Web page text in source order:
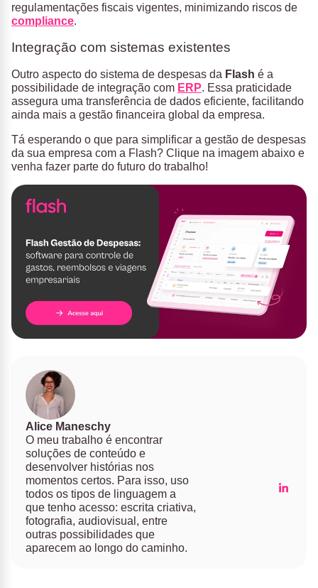
regulamentações fiscais vigentes, minimizando riscos de
compliance.
Integração com sistemas existentes
Outro aspecto do sistema de despesas da Flash é a
possibilidade de integração com ERP. Essa praticidade
assegura uma transferência de dados eficiente, facilitando
ainda mais a gestão financeira global da empresa.
Tá esperando o que para simplificar a gestão de despesas
da sua empresa com a Flash? Clique na imagem abaixo e
venha fazer parte do futuro do trabalho!
Alice Maneschy
O meu trabalho é encontrar
soluções de conteúdo e
desenvolver histórias nos
momentos certos. Para isso, uso
todos os tipos de linguagem a
que tenho acesso: escrita criativa,
fotografia, audiovisual, entre
outras possibilidades que
aparecem ao longo do caminho.